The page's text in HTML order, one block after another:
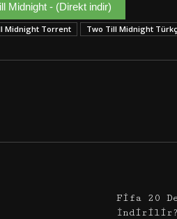
Midnight - (Direkt indir)
Midnight Torrent Two Till Midnight
Fifa 20
İndirilir?